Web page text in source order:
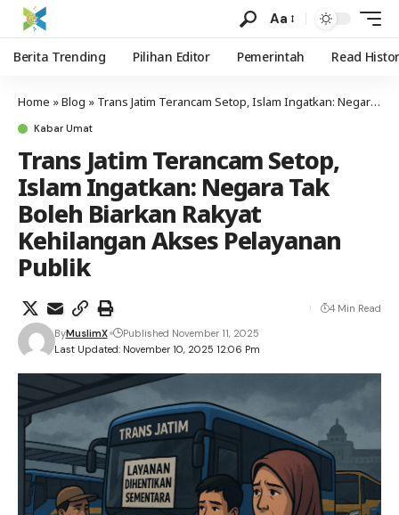
Aa
Berita Trending Pilihan Editor Pemerintah Read
Home »Blog » Trans Jatim Terancam Setop, Islam Ingatkan: Negara Tak Boleh Biarkan Rakyat Kehilangan Akses Pelayanan Publik
Kabar Umat
Trans Jatim Terancam Setop,
Islam Ingatkan: Negara Tak
Boleh Biarkan Rakyat
Kehilangan Akses Pelayanan
Publik
Last Updated: November 10, 2025 12:06 Pm
ByMuslimX Published November 11, 2025
4 Min Read